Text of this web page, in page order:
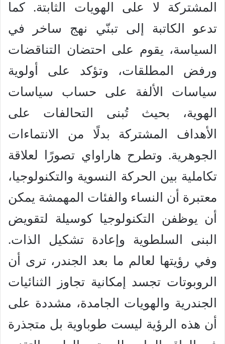
المشتركة لا على الهويات الثابتة. كما
تدعو الكاتبة إلى تبنّي نهج ساخر في
السياسة، يقوم على احتضان التناقضات
ورفض المطلقات، وتؤكد على أولوية
سياسات الألفة على حساب سياسات
الهوية، بحيث تُبنى التحالفات على
الأهداف المشتركة بدلًا من الانتماءات
الجوهرية. وتطرح هاراواي تصورًا لعلاقة
تكاملية بين الحركة النسوية والتكنولوجيا،
معتبرة أن النساء والفئات المهمشة يمكن
أن يوظفن التكنولوجيا كوسيلة لتقويض
البنى السلطوية وإعادة تشكيل الذات.
وفي رؤيتها لعالم ما بعد الجندر، ترى أن
الروبوتات تجسد إمكانية تجاوز الثنائيات
الجندرية والهويات الجامدة، مشددة على
أن هذه الرؤية ليست طوباوية بل متجذرة